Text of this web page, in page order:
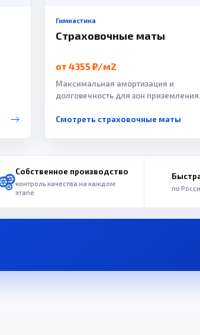
Гимнастика
Страховочные маты
от 4355 ₽/м2
Максимальная амортизация и
долговечность для зон приземления.
Смотреть страховочные маты
Собственное производство
контроль качества на каждом
этапе
по